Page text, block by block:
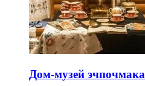
Дом-музей эчпочмака